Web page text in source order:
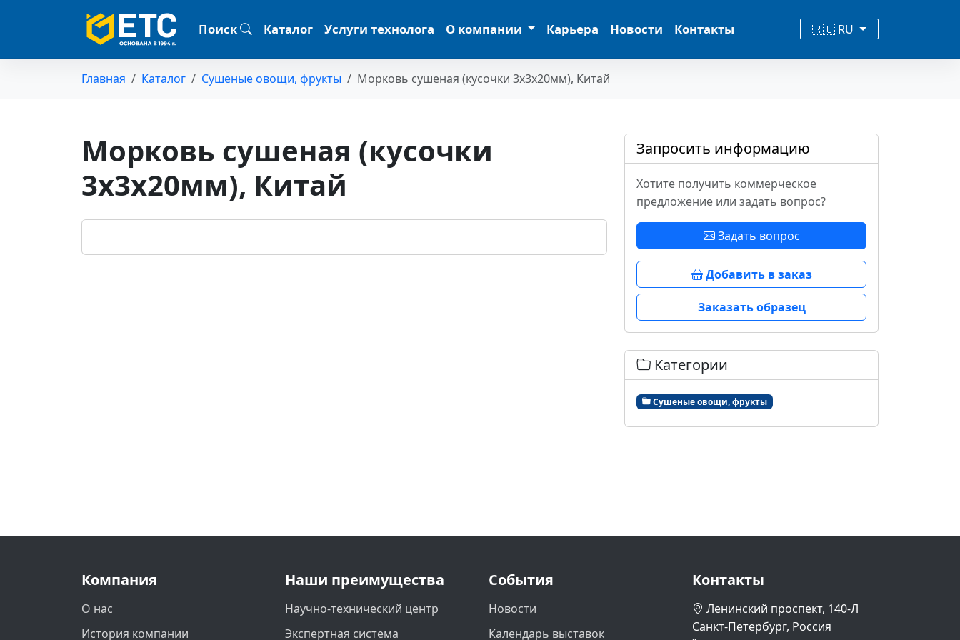
Поиск Каталог Услуги технолога О компании Карьера Новости Контакты 🇷🇺 RU
Главная Каталог Сушеные овощи, фрукты Морковь сушеная (кусочки 3х3х20мм), Китай
Морковь сушеная (кусочки
3х3х20мм), Китай
Запросить информацию
Хотите получить коммерческое
предложение или задать вопрос?
Задать вопрос
Добавить в заказ
Заказать образец
Категории
Сушеные овощи, фрукты
Компания
О нас
История компании
Наши преимущества
Научно-технический центр
Экспертная система
События
Новости
Календарь выставок
Контакты
Ленинский проспект, 140-Л
Санкт-Петербург, Россия